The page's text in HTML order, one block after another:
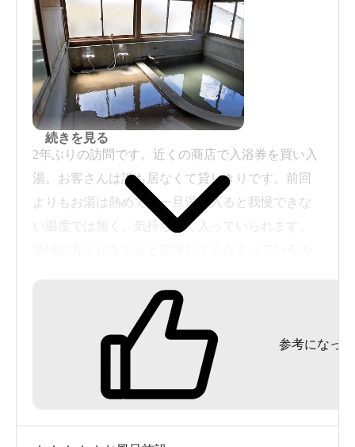
2年ぶりの訪問です。近くの商店で入浴券を買い入
湯。お客さんは誰も居なくて貸しきりです。前回
よりもお湯は熱めで、一旦湯に入ると我慢できな
い温度では無く、気持ちよく入っていられます。
地よさが続くので、たまの息抜きにお勧めです。
続きを見る
参考になった